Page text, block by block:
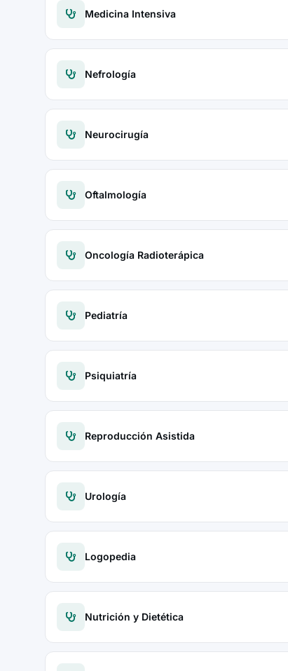
Medicina Intensiva
Nefrología
Neurocirugía
Oftalmología
Oncología Radioterápica
Pediatría
Psiquiatría
Reproducción Asistida
Urología
Logopedia
Nutrición y Dietética